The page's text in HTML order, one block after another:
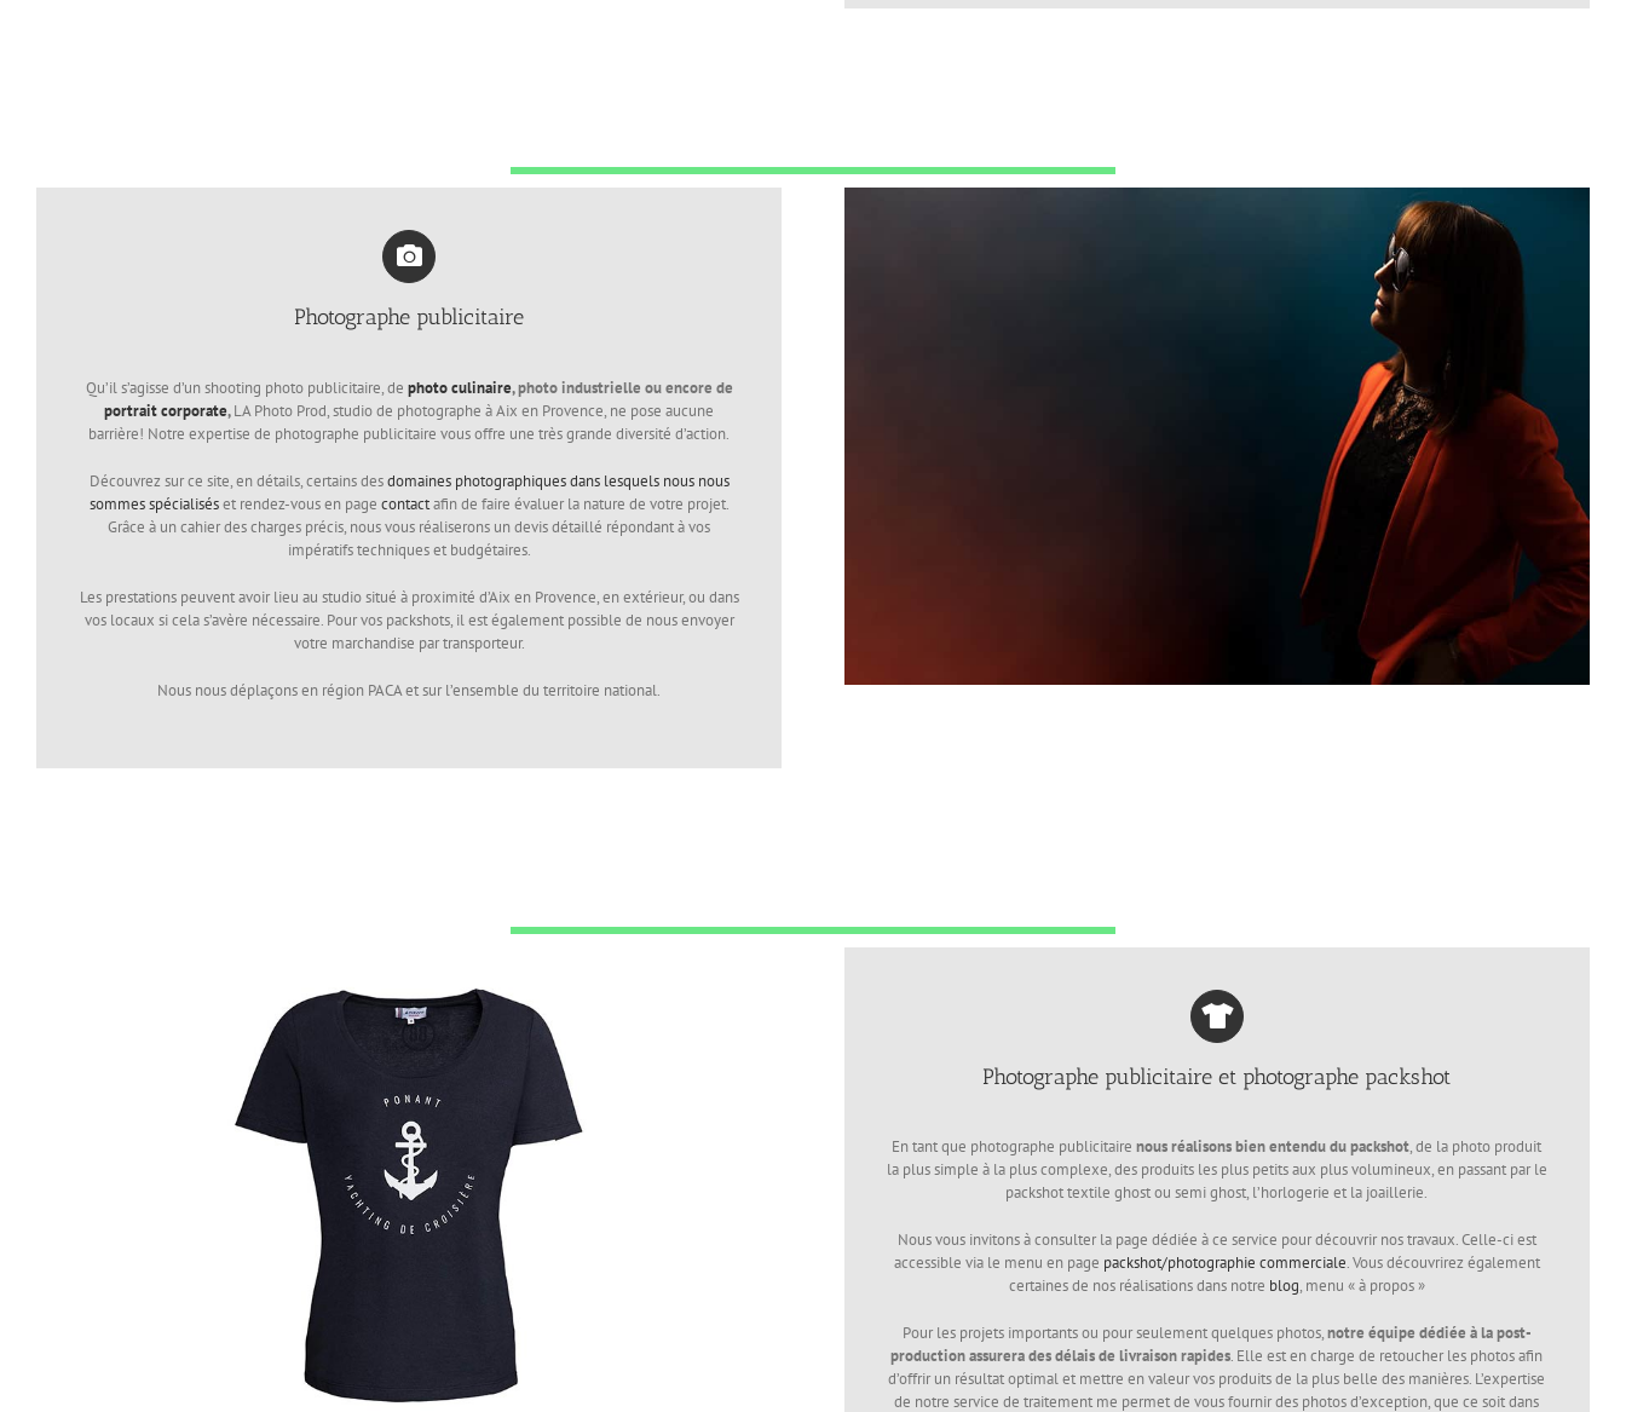
Photographe publicitaire
Qu’il s’agisse d’un shooting photo publicitaire, de photo culinaire, photo industrielle ou encore de
portrait corporate,LA Photo Prod, studio de photographe à Aix en Provence, ne pose aucune
barrière! Notre expertise de photographe publicitaire vous offre une très grande diversité d’action.
Découvrez sur ce site, en détails, certains desdomaines photographiques dans lesquels nous nous
sommes spécialiséset rendez-vous en page contactafin de faire évaluer la nature de votre projet.
Grâce à un cahier des charges précis, nous vous réaliserons un devis détaillé répondant à vos
impératifs techniques et budgétaires.
Les prestations peuvent avoir lieu au studio situé à proximité d’Aix en Provence, en extérieur, ou dans
vos locaux si cela s’avère nécessaire. Pour vos packshots, il est également possible de nous envoyer
votre marchandise par transporteur.
Nous nous déplaçons en région PACA et sur l’ensemble du territoire national.
Photographe publicitaire et photographe packshot
En tant que photographe publicitairenous réalisons bien entendu du packshot, de la photo produit
la plus simple à la plus complexe, des produits les plus petits aux plus volumineux, en passant par le
packshot textile ghost ou semi ghost, l’horlogerie et la joaillerie.
Nous vous invitons à consulter la page dédiée à ce service pour découvrir nos travaux. Celle-ci est
accessible via le menu en page packshot/photographie commerciale. Vous découvrirez également
certaines de nos réalisations dans notre blog, menu « à propos »
Pour les projets importants ou pour seulement quelques photos,notre équipe dédiée à la post-
production assurera des délais de livraison rapides. Elle est en charge de retoucher les photos afin
d’offrir un résultat optimal et mettre en valeur vos produits de la plus belle des manières. L’expertise
de notre service de traitement me permet de vous fournir des photos d’exception, que ce soit dans